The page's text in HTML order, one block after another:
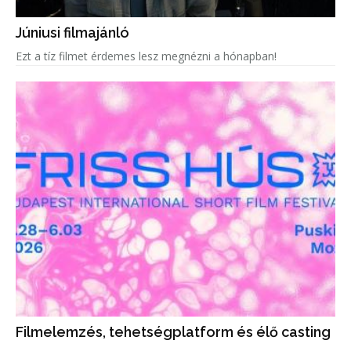
Júniusi filmajánló
Ezt a tíz filmet érdemes lesz megnézni a hónapban!
Filmelemzés, tehetségplatform és élő casting